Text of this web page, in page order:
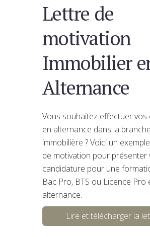
Lettre de
motivation
Immobilier
Alternance
Vous souhaitez effectuer vos
en alternance dans la branche
immobilière ? Voici un
de motivation pour présenter
candidature pour une
Bac Pro, BTS ou Licence Pro
alternance.
Lire et télécharger la